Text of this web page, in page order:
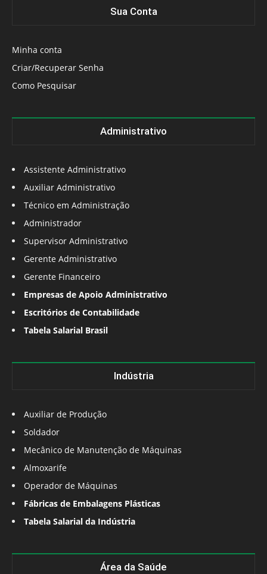
Sua Conta
Minha conta
Criar/Recuperar Senha
Como Pesquisar
Administrativo
Assistente Administrativo
Auxiliar Administrativo
Técnico em Administração
Administrador
Supervisor Administrativo
Gerente Administrativo
Gerente Financeiro
Empresas de Apoio Administrativo
Escritórios de Contabilidade
Tabela Salarial Brasil
Indústria
Auxiliar de Produção
Soldador
Mecânico de Manutenção de Máquinas
Almoxarife
Operador de Máquinas
Fábricas de Embalagens Plásticas
Tabela Salarial da Indústria
Área da Saúde